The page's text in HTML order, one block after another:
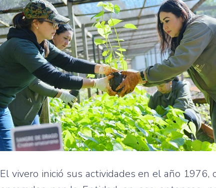
El vivero inició sus actividades en el año